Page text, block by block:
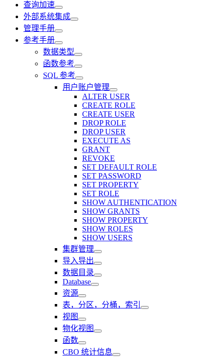
查询加速
外部系统集成
管理手册
参考手册
数据类型
函数参考
SQL 参考
用户账户管理
ALTER USER
CREATE ROLE
CREATE USER
DROP ROLE
DROP USER
EXECUTE AS
GRANT
REVOKE
SET DEFAULT ROLE
SET PASSWORD
SET PROPERTY
SET ROLE
SHOW AUTHENTICATION
SHOW GRANTS
SHOW PROPERTY
SHOW ROLES
SHOW USERS
集群管理
导入导出
数据目录
Database
资源
表，分区，分桶，索引
视图
物化视图
函数
CBO 统计信息